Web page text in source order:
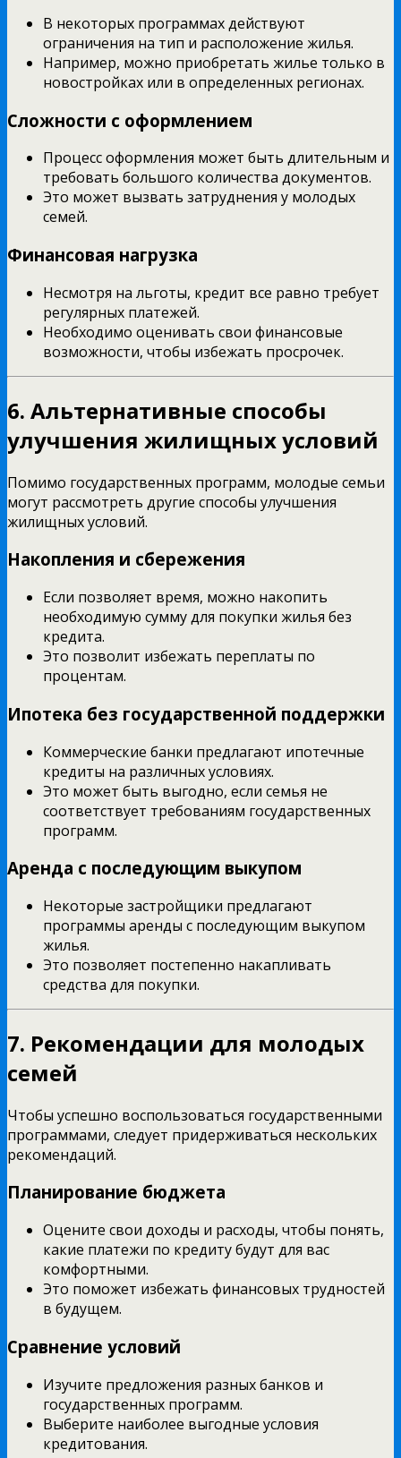
В некоторых программах действуют
ограничения на тип и расположение жилья.
Например, можно приобретать жилье только в
новостройках или в определенных регионах.
Сложности с оформлением
Процесс оформления может быть длительным и
требовать большого количества документов.
Это может вызвать затруднения у молодых
семей.
Финансовая нагрузка
Несмотря на льготы, кредит все равно требует
регулярных платежей.
Необходимо оценивать свои финансовые
возможности, чтобы избежать просрочек.
6. Альтернативные способы
улучшения жилищных условий
Помимо государственных программ, молодые семьи
могут рассмотреть другие способы улучшения
жилищных условий.
Накопления и сбережения
Если позволяет время, можно накопить
необходимую сумму для покупки жилья без
кредита.
Это позволит избежать переплаты по
процентам.
Ипотека без государственной поддержки
Коммерческие банки предлагают ипотечные
кредиты на различных условиях.
Это может быть выгодно, если семья не
соответствует требованиям государственных
программ.
Аренда с последующим выкупом
Некоторые застройщики предлагают
программы аренды с последующим выкупом
жилья.
Это позволяет постепенно накапливать
средства для покупки.
7. Рекомендации для молодых
семей
Чтобы успешно воспользоваться государственными
программами, следует придерживаться нескольких
рекомендаций.
Планирование бюджета
Оцените свои доходы и расходы, чтобы понять,
какие платежи по кредиту будут для вас
комфортными.
Это поможет избежать финансовых трудностей
в будущем.
Сравнение условий
Изучите предложения разных банков и
государственных программ.
Выберите наиболее выгодные условия
кредитования.